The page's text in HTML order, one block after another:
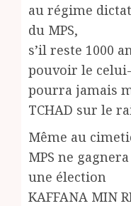
au régime
du MPS,
s’il reste 1000
pouvoir le
pourra jamais
TCHAD sur le
Même au
MPS ne
une élection
KAFFANA MIN